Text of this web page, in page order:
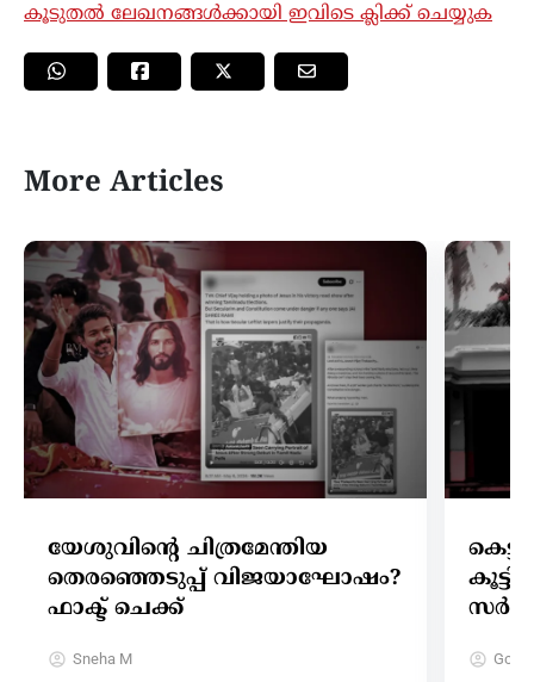
കൂടുതൽ ലേഖനങ്ങൾക്കായി ഇവിടെ ക്ലിക്ക് ചെയ്യുക
More Articles
യേശുവിന്റെ ചിത്രമേന്തിയ
തെരഞ്ഞെടുപ്പ് വിജയാഘോഷം?
ഫാക്ട് ചെക്ക്
Sneha M